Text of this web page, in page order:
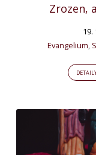
Zrozen,
19.
Evangelium,